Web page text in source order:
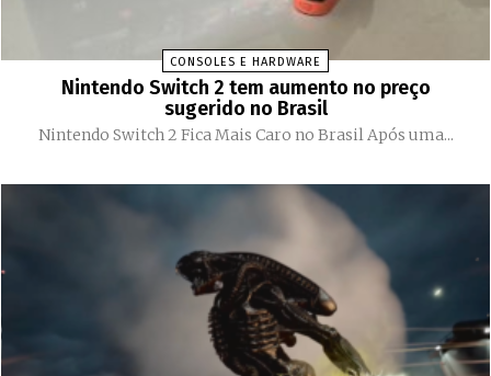
CONSOLES E HARDWARE
Nintendo Switch 2 tem aumento no preço
sugerido no Brasil
Nintendo Switch 2 Fica Mais Caro no Brasil Após uma...